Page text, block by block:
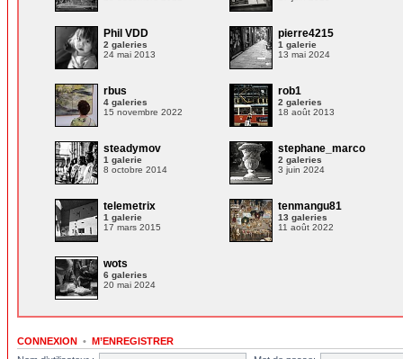
Phil VDD
2 galeries
24 mai 2013
pierre4215
1 galerie
13 mai 2024
rbus
4 galeries
15 novembre 2022
rob1
2 galeries
18 août 2013
steadymov
1 galerie
8 octobre 2014
stephane_marco
2 galeries
3 juin 2024
telemetrix
1 galerie
17 mars 2015
tenmangu81
13 galeries
11 août 2022
wots
6 galeries
20 mai 2024
CONNEXION • M’ENREGISTRER